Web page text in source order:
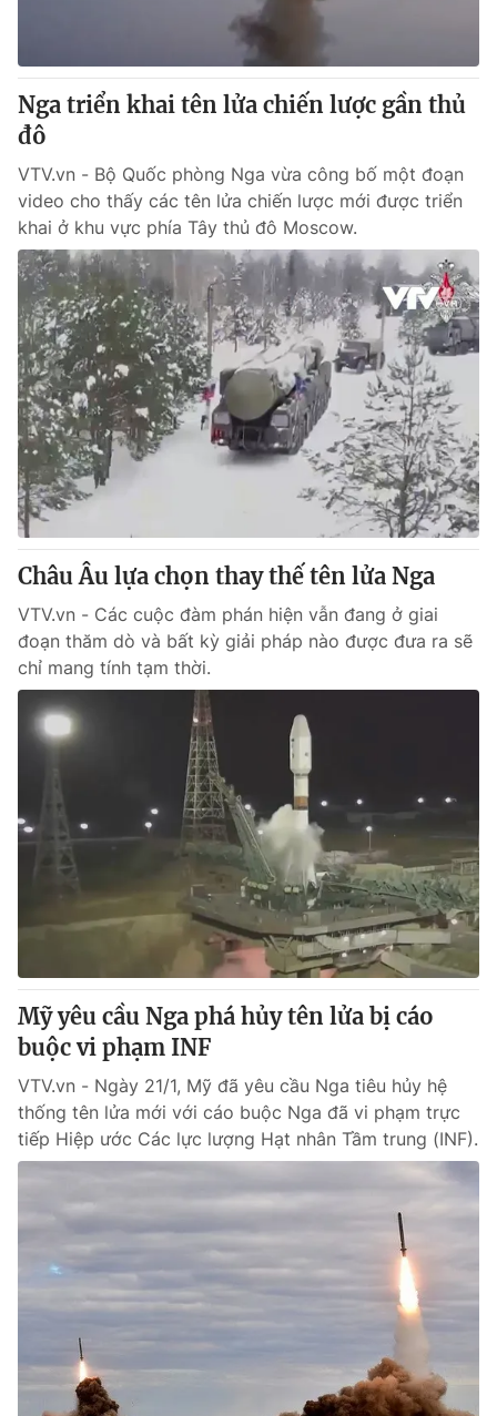
Chuyên mục khác
Emagazine Podcast
Photo Infographic
Video Shorts video
VTV Money VTV Thể thao
VTV Sức khoẻ Bất động sản
Thị trường 24h Tấm lòng Việt
VTV4 Vươn mình bằng AI
VTV9 VTV8
Liên hệ tòa soạn English
THỜI BÁO VTV
Theo dõi báo trên
Cơ quan chủ quản:Đài Truyền hình Việt Nam
Thời báo VTV
Giấy phép hoạt động báo in và báo điện tử số 483/GP-BTTTT
cấp ngày 29/12/2023
Tổng Biên tập:Vũ Thanh Thủy
Phó Tổng Biên tập:
Nguyễn Trọng Ninh
Tổng đài VTV:024.38 355 931 - 024.38 355 932
Ðiện thoại Thời báo VTV:024.66 897 897
toasoan@vtv.vn
Liên hệ quảng cáo:
024-7300.7108
Nga triển khai tên lửa chiến lược gần thủ
đô
VTV.vn - Bộ Quốc phòng Nga vừa công bố một đoạn
video cho thấy các tên lửa chiến lược mới được triển
khai ở khu vực phía Tây thủ đô Moscow.
Châu Âu lựa chọn thay thế tên lửa Nga
VTV.vn - Các cuộc đàm phán hiện vẫn đang ở giai
đoạn thăm dò và bất kỳ giải pháp nào được đưa ra sẽ
chỉ mang tính tạm thời.
Mỹ yêu cầu Nga phá hủy tên lửa bị cáo
buộc vi phạm INF
VTV.vn - Ngày 21/1, Mỹ đã yêu cầu Nga tiêu hủy hệ
thống tên lửa mới với cáo buộc Nga đã vi phạm trực
tiếp Hiệp ước Các lực lượng Hạt nhân Tầm trung (INF).